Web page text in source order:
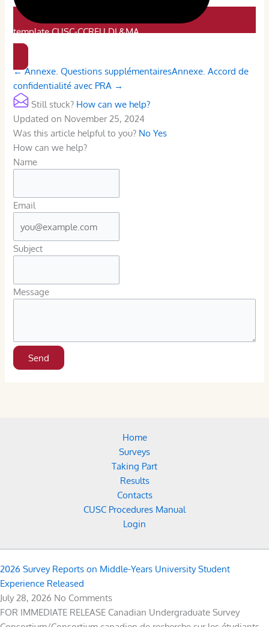
template CUSC-CCREU DL&MA
Doc
navigation
← Annexe. Questions supplémentairesAnnexe. Accord de
confidentialité avec PRA →
Still stuck? How can we help?
Updated on November 25, 2024
Was this article helpful to you? NoYes
How can we help?
Name
Email
Subject
Message
Home
Surveys
Taking Part
Results
Contacts
CUSC Procedures Manual
Login
2026 Survey Reports on Middle-Years University Student
Experience Released
July 28, 2026 No Comments
FOR IMMEDIATE RELEASE Canadian Undergraduate Survey